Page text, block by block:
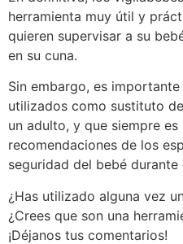
herramienta muy útil y
quieren supervisar a su
en su cuna.
Sin embargo, es
utilizados como sustituto
un adulto, y que siempre
recomendaciones de los
seguridad del bebé durante
¿Has utilizado alguna vez
¿Crees que son una
¡Déjanos tus comentarios!